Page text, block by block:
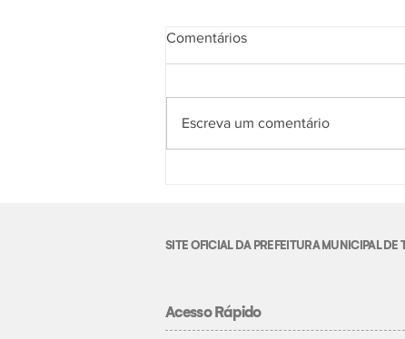
Comentários
Escreva um comentário
SITE OFICIAL DA PREFEITURA MUNICIPAL
Acesso Rápido